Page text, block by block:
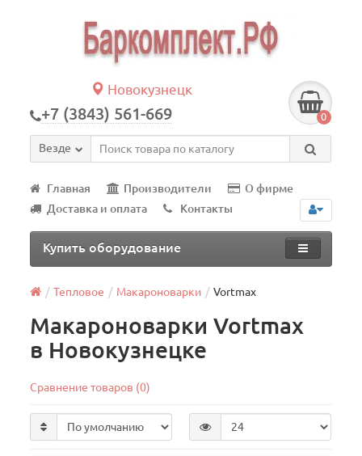
Новокузнецк
+7 (3843) 561-669 0
Везде
Главная Производители
О фирме
Доставка и оплата
Контакты
Купить оборудование
Тепловое Макароноварки Vortmax
Макароноварки Vortmax
в Новокузнецке
Сравнение товаров (0)